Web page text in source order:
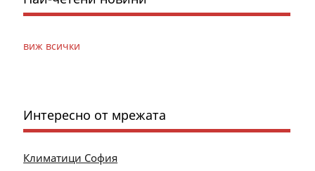
виж всички
Интересно от мрежата
Климатици София